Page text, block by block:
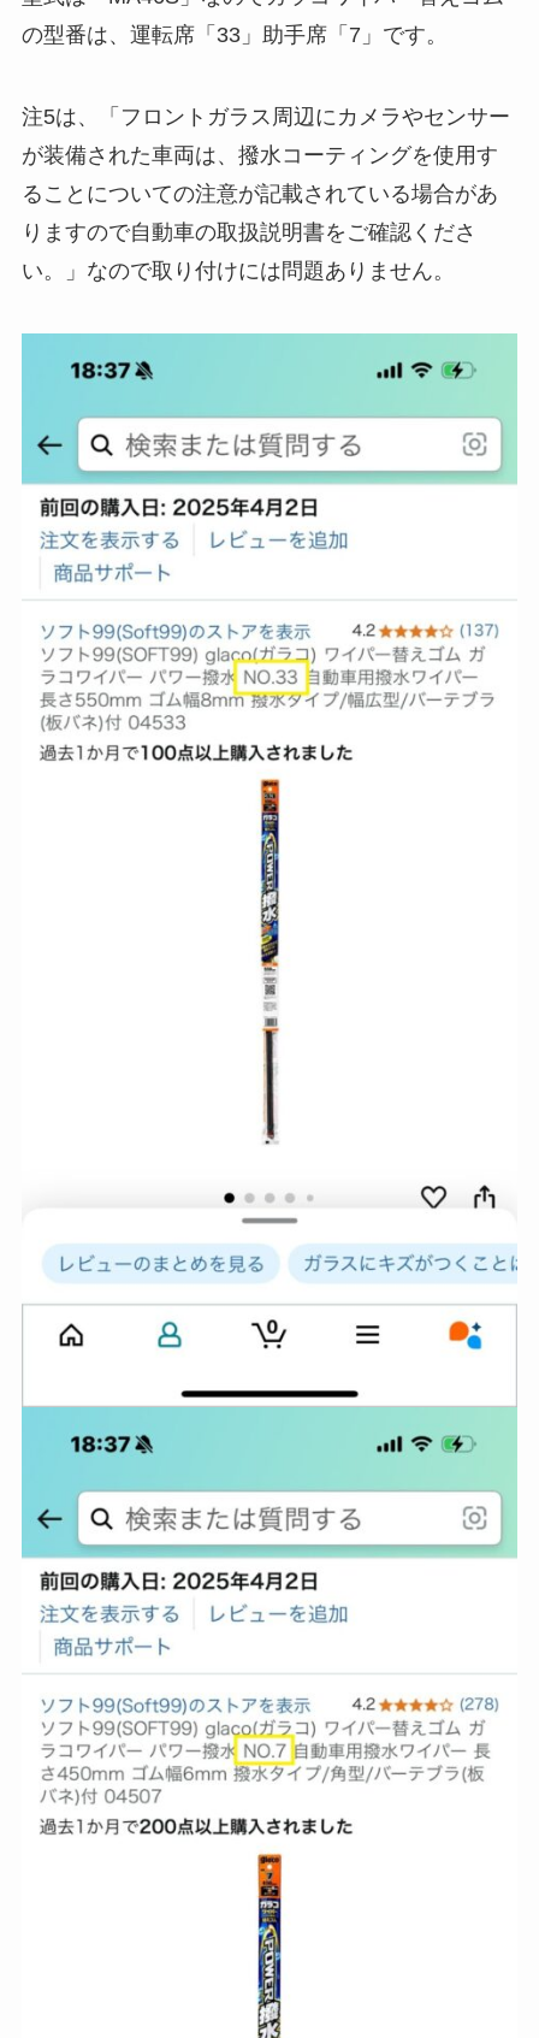
の型番は、運転席「33」助手席「7」です。
注5は、「フロントガラス周辺にカメラやセンサー
が装備された車両は、撥水コーティングを使用す
ることについての注意が記載されている場合があ
りますので自動車の取扱説明書をご確認くださ
い。」なので取り付けには問題ありません。